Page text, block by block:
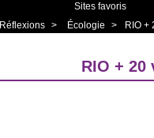
Sites favoris
Réflexions > Écologie > RIO +
RIO +